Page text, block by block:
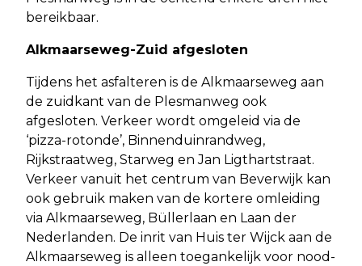
bereikbaar.
Alkmaarseweg-Zuid afgesloten
Tijdens het asfalteren is de Alkmaarseweg aan
de zuidkant van de Plesmanweg ook
afgesloten. Verkeer wordt omgeleid via de
‘pizza-rotonde’, Binnenduinrandweg,
Rijkstraatweg, Starweg en Jan Ligthartstraat.
Verkeer vanuit het centrum van Beverwijk kan
ook gebruik maken van de kortere omleiding
via Alkmaarseweg, Büllerlaan en Laan der
Nederlanden. De inrit van Huis ter Wijck aan de
Alkmaarseweg is alleen toegankelijk voor nood-